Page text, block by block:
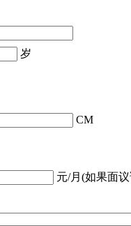
岁
CM
元/月(如果面议